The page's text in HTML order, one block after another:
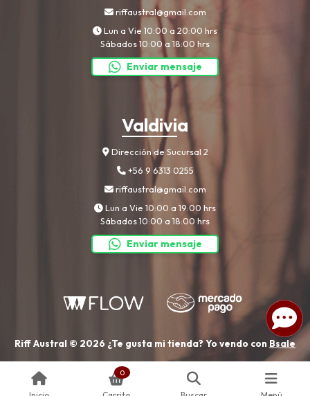
riffaustral@gmail.com
Lun a Vie 10:00 a 20:00 hrs
Sábados 10:00 a 18:00 hrs
Enviar mensaje
Valdivia
Dirección de Sucursal 2
+56 9 6313 0255
riffaustral@gmail.com
Lun a Vie 10:00 a 19:00 hrs
Sábados 10:00 a 18:00 hrs
Enviar mensaje
Riff Austral © 2026 ¿Te gusta mi tienda? Yo vendo con Bsale
0